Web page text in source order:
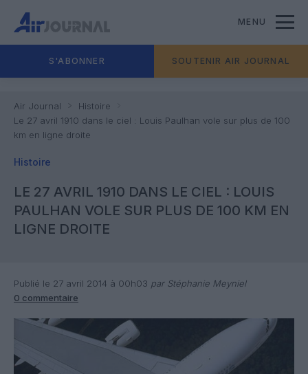
MENU
S'ABONNER SOUTENIR AIR JOURNAL
Air Journal
Histoire
Le 27 avril 1910 dans le ciel : Louis Paulhan vole sur plus de 100
km en ligne droite
Histoire
LE 27 AVRIL 1910 DANS LE CIEL : LOUIS
PAULHAN VOLE SUR PLUS DE 100 KM EN
LIGNE DROITE
Publié le 27 avril 2014 à 00h03 par Stéphanie Meyniel
0 commentaire